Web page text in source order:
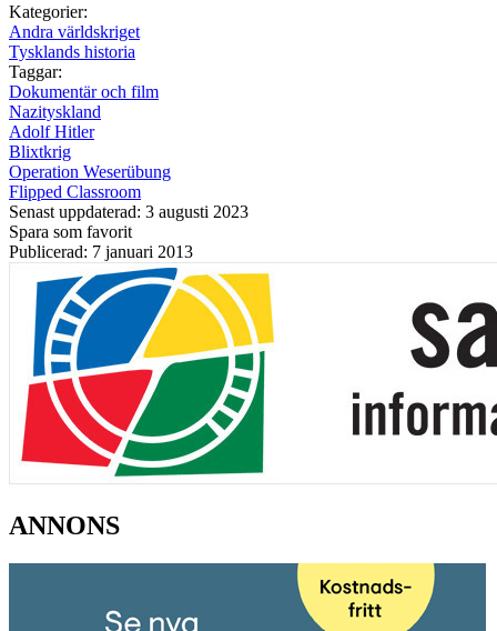
Kategorier:
Andra världskriget
Tysklands historia
Taggar:
Dokumentär och film
Nazityskland
Adolf Hitler
Blixtkrig
Operation Weserübung
Flipped Classroom
Senast uppdaterad: 3 augusti 2023
Spara som favorit
Publicerad: 7 januari 2013
ANNONS